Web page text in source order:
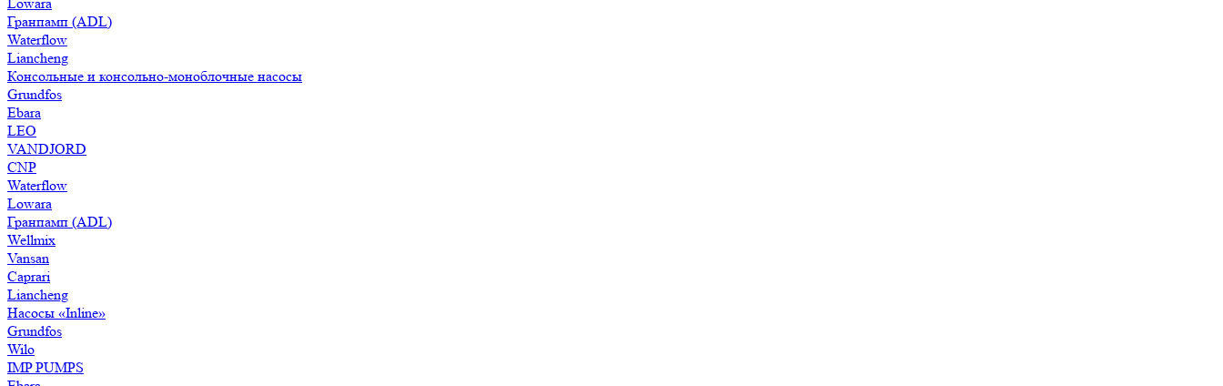
Гранпамп (ADL)
Waterflow
Liancheng
Консольные и консольно-моноблочные насосы
Grundfos
Ebara
LEO
VANDJORD
CNP
Waterflow
Lowara
Гранпамп (ADL)
Wellmix
Vansan
Caprari
Liancheng
Насосы «Inline»
Grundfos
Wilo
IMP PUMPS